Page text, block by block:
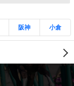
阪神 小倉